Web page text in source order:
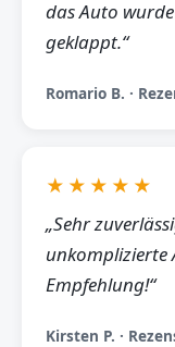
das Auto
geklappt.“
Romario B. ·
★★★★★
„Sehr
unkomplizierte
Empfehlung!“
Kirsten P. ·